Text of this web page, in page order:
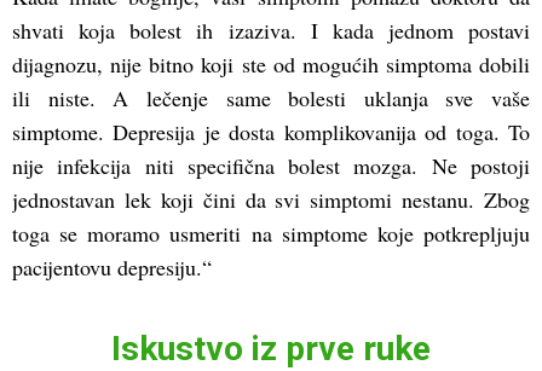
shvati koja bolest ih izaziva. I kada jednom postavi
dijagnozu, nije bitno koji ste od mogućih simptoma dobili
ili niste. A lečenje same bolesti uklanja sve vaše
simptome. Depresija je dosta komplikovanija od toga. To
nije infekcija niti specifična bolest mozga. Ne postoji
jednostavan lek koji čini da svi simptomi nestanu. Zbog
toga se moramo usmeriti na simptome koje potkrepljuju
pacijentovu depresiju.“
Iskustvo iz prve ruke